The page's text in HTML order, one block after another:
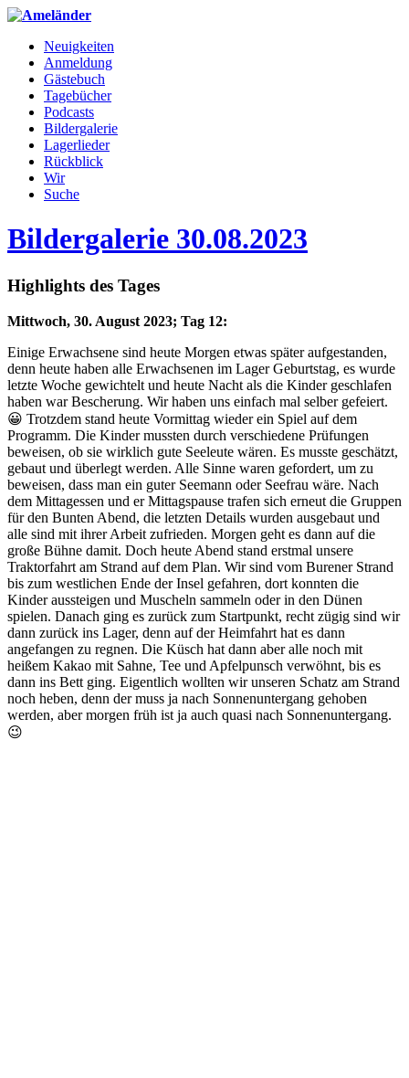
Neuigkeiten
Anmeldung
Gästebuch
Tagebücher
Podcasts
Bildergalerie
Lagerlieder
Rückblick
Wir
Suche
Bildergalerie 30.08.2023
Highlights des Tages
Mittwoch, 30. August 2023; Tag 12:
Einige Erwachsene sind heute Morgen etwas später aufgestanden,
denn heute haben alle Erwachsenen im Lager Geburtstag, es wurde
letzte Woche gewichtelt und heute Nacht als die Kinder geschlafen
haben war Bescherung. Wir haben uns einfach mal selber gefeiert.
😀 Trotzdem stand heute Vormittag wieder ein Spiel auf dem
Programm. Die Kinder mussten durch verschiedene Prüfungen
beweisen, ob sie wirklich gute Seeleute wären. Es musste geschätzt,
gebaut und überlegt werden. Alle Sinne waren gefordert, um zu
beweisen, dass man ein guter Seemann oder Seefrau wäre. Nach
dem Mittagessen und er Mittagspause trafen sich erneut die Gruppen
für den Bunten Abend, die letzten Details wurden ausgebaut und
alle sind mit ihrer Arbeit zufrieden. Morgen geht es dann auf die
große Bühne damit. Doch heute Abend stand erstmal unsere
Traktorfahrt am Strand auf dem Plan. Wir sind vom Burener Strand
bis zum westlichen Ende der Insel gefahren, dort konnten die
Kinder aussteigen und Muscheln sammeln oder in den Dünen
spielen. Danach ging es zurück zum Startpunkt, recht zügig sind wir
dann zurück ins Lager, denn auf der Heimfahrt hat es dann
angefangen zu regnen. Die Küsch hat dann aber alle noch mit
heißem Kakao mit Sahne, Tee und Apfelpunsch verwöhnt, bis es
dann ins Bett ging. Eigentlich wollten wir unseren Schatz am Strand
noch heben, denn der muss ja nach Sonnenuntergang gehoben
werden, aber morgen früh ist ja auch quasi nach Sonnenuntergang.
😉